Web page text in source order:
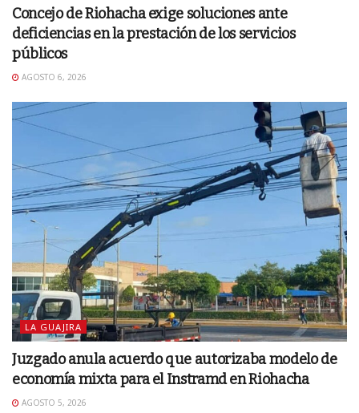
Concejo de Riohacha exige soluciones ante
deficiencias en la prestación de los servicios
públicos
AGOSTO 6, 2026
LA GUAJIRA
Juzgado anula acuerdo que autorizaba modelo de
economía mixta para el Instramd en Riohacha
AGOSTO 5, 2026